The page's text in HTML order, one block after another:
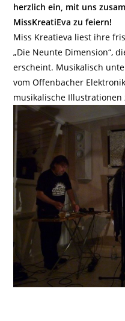
herzlich ein, mit uns
MissKreatiEva zu feiern!
Miss Kreatieva liest ihre
„Die Neunte Dimension“,
erscheint. Musikalisch
vom Offenbacher
musikalische Illustrationen